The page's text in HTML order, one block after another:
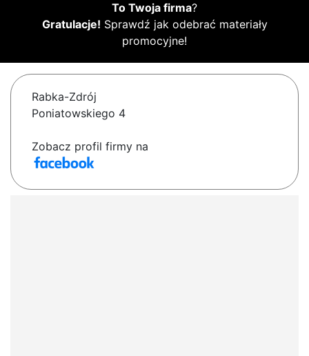
To Twoja firma?
Gratulacje! Sprawdź jak odebrać materiały
promocyjne!
Rabka-Zdrój
Poniatowskiego 4
Zobacz profil firmy na